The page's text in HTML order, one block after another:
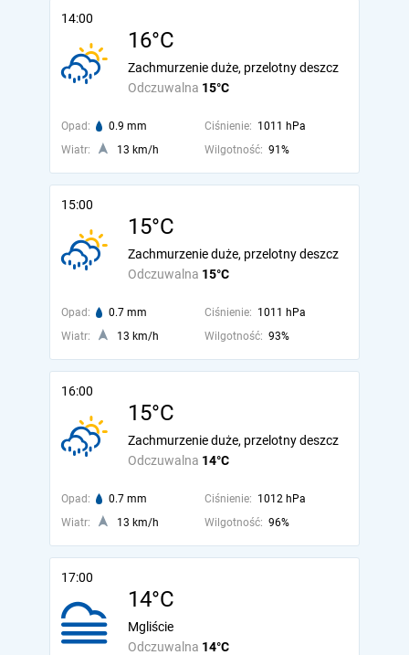
14:00
16°C
Odczuwalna 15°C
Zachmurzenie duże, przelotny deszcz
Opad: 0.9 mm Ciśnienie: 1011 hPa
Wiatr:
13 km/h Wilgotność: 91%
15:00
15°C
Odczuwalna 15°C
Zachmurzenie duże, przelotny deszcz
Opad: 0.7 mm Ciśnienie: 1011 hPa
Wiatr:
13 km/h Wilgotność: 93%
16:00
15°C
Odczuwalna 14°C
Zachmurzenie duże, przelotny deszcz
Opad: 0.7 mm Ciśnienie: 1012 hPa
Wiatr:
13 km/h Wilgotność: 96%
17:00
14°C
Odczuwalna 14°C
Mgliście